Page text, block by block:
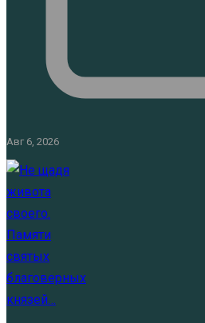
Авг 6, 2026